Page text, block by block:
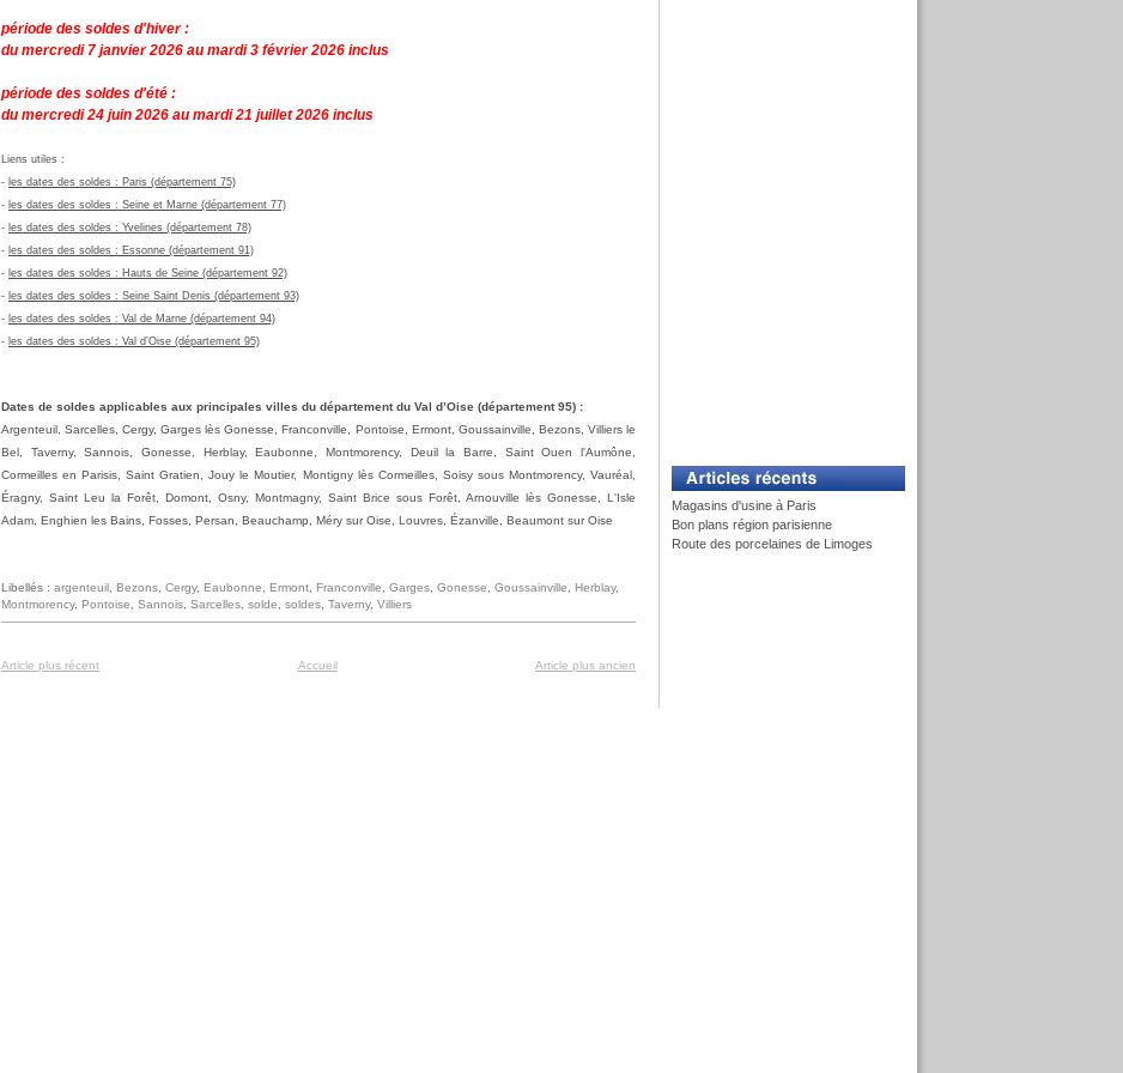
période des soldes d'hiver :
du mercredi 7 janvier2026 au mardi 3 février2026 inclus
période des soldes d'été :
du mercredi 24 juin 2026 au mardi 21 juillet 2026 inclus
Liens utiles :
- les dates des soldes : Paris (département 75)
- les dates des soldes : Seine et Marne (département 77)
- les dates des soldes : Yvelines (département 78)
- les dates des soldes : Essonne (département 91)
- les dates des soldes : Hauts de Seine (département 92)
- les dates des soldes : Seine Saint Denis (département 93)
- les dates des soldes : Val de Marne (département 94)
- les dates des soldes : Val d’Oise (département 95)
Dates de soldes applicables aux principales villes du département du Val d’Oise (département 95) :
Argenteuil, Sarcelles, Cergy, Garges lès Gonesse, Franconville, Pontoise, Ermont, Goussainville, Bezons, Villiers le
Bel, Taverny, Sannois, Gonesse, Herblay, Eaubonne, Montmorency, Deuil la Barre, Saint Ouen l'Aumône,
Cormeilles en Parisis, Saint Gratien, Jouy le Moutier, Montigny lès Cormeilles, Soisy sous Montmorency, Vauréal,
Éragny, Saint Leu la Forêt, Domont, Osny, Montmagny, Saint Brice sous Forêt, Arnouville lès Gonesse, L'Isle
Adam, Enghien les Bains, Fosses, Persan, Beauchamp, Méry sur Oise, Louvres, Ézanville, Beaumont sur Oise
Libellés : argenteuil Bezons Cergy, Eaubonne Ermont Franconville Garges Gonesse Goussainville Herblay,
Montmorency, Pontoise Sannois Sarcelles solde soldes Taverny, Villiers
Article plus récent Article plus ancien
Accueil
Magasins d'usine à Paris
Bon plans région parisienne
Route des porcelaines de Limoges